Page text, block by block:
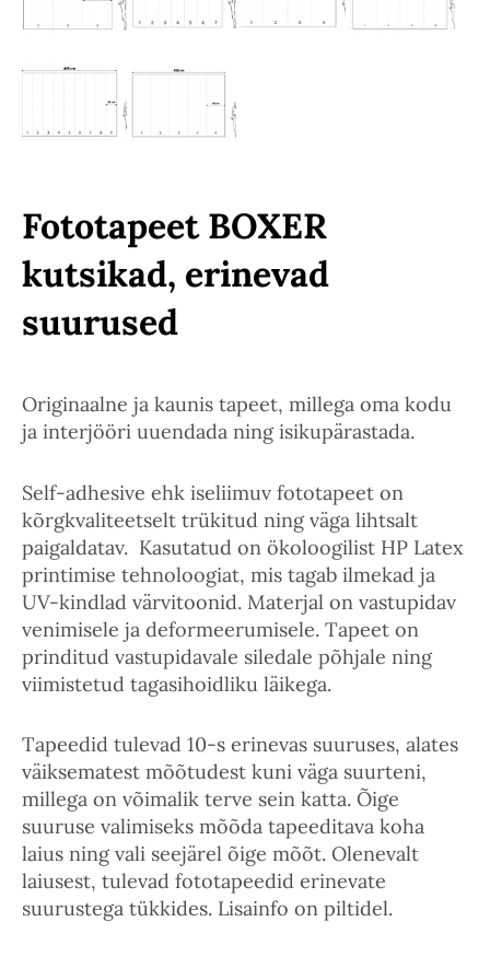
Fototapeet BOXER
kutsikad, erinevad
suurused
Originaalne ja kaunis tapeet, millega oma kodu
ja interjööri uuendada ning isikupärastada.
Self-adhesive ehk iseliimuv fototapeet on
kõrgkvaliteetselt trükitud ning väga lihtsalt
paigaldatav. Kasutatud on ökoloogilist HP Latex
printimise tehnoloogiat, mis tagab ilmekad ja
UV-kindlad värvitoonid. Materjal on vastupidav
venimisele ja deformeerumisele. Tapeet on
prinditud vastupidavale siledale põhjale ning
viimistetud tagasihoidliku läikega.
Tapeedid tulevad 10-s erinevas suuruses, alates
väiksematest mõõtudest kuni väga suurteni,
millega on võimalik terve sein katta. Õige
suuruse valimiseks mõõda tapeeditava koha
laius ning vali seejärel õige mõõt. Olenevalt
laiusest, tulevad fototapeedid erinevate
suurustega tükkides. Lisainfo on piltidel.